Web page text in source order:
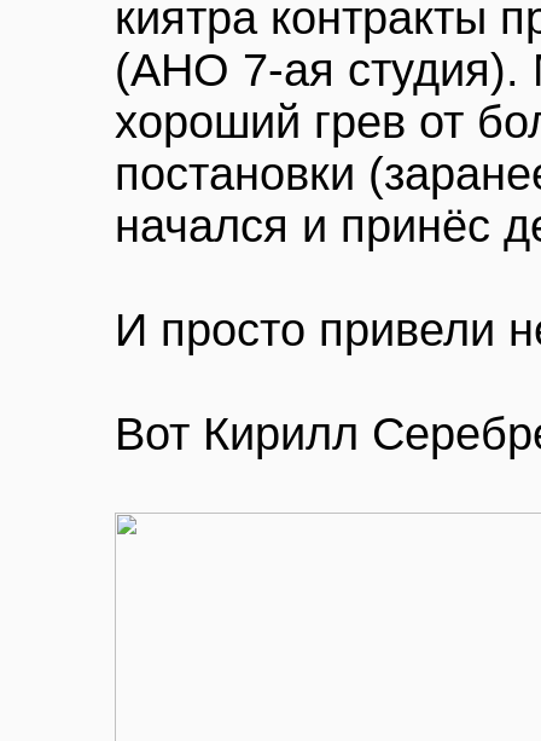
киятра контракты
(АНО 7-ая студия).
хороший грев от
постановки
начался и принёс
И просто привели
Вот Кирилл